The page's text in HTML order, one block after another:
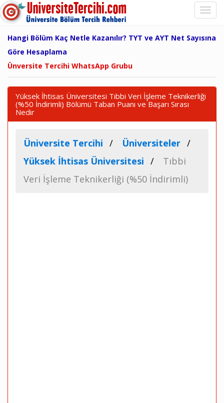
Hangi Bölüm Kaç Netle Kazanılır? TYT ve AYT Net Sayısına
Göre Hesaplama
Ünversite Tercihi WhatsApp Grubu
Yüksek İhtisas Üniversitesi Tıbbi Veri İşleme Teknikerliği
(%50 İndirimli) Bölümü Taban Puanı ve Başarı Sırası
Nedir
Üniversite Tercihi
Üniversiteler
Yüksek İhtisas Üniversitesi
Tıbbi
Veri İşleme Teknikerliği (%50 İndirimli)